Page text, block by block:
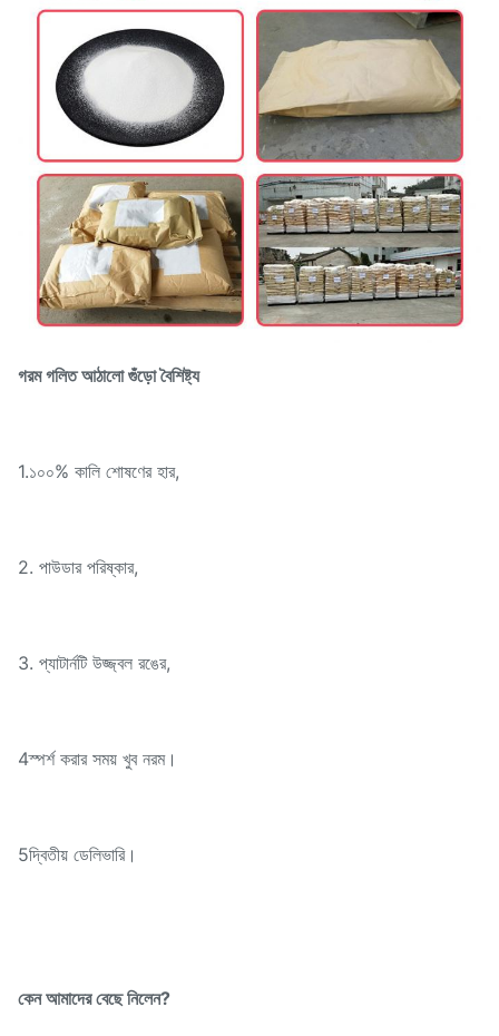
গরম গলিত আঠালো গুঁড়ো বৈশিষ্ট্য
1.১০০% কালি শোষণের হার,
2. পাউডার পরিষ্কার,
3. প্যাটার্নটি উজ্জ্বল রঙের,
4স্পর্শ করার সময় খুব নরম।
5দ্বিতীয় ডেলিভারি।
কেন আমাদের বেছে নিলেন?